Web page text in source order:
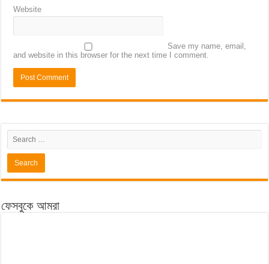
Website
Save my name, email,
and website in this browser for the next time I comment.
ফেসবুকে আমরা